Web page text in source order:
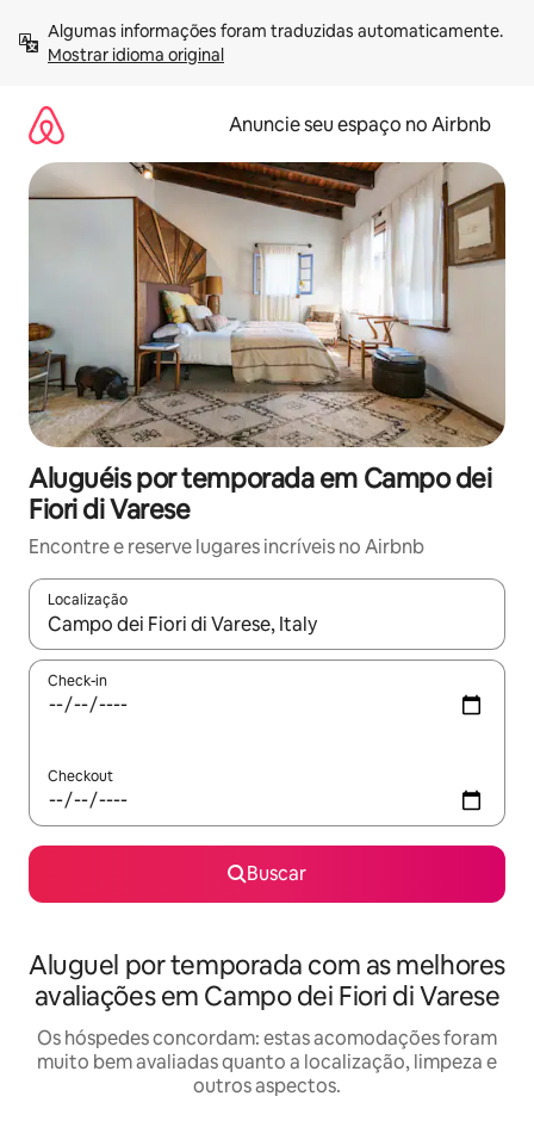
para
Mostrar idioma original
Anuncie seu espaço no Airbnb
Aluguéis por temporada em Campo dei
Fiori di Varese
Encontre e reserve lugares incríveis no Airbnb
Localização
Quando os resultados estiverem disponíveis, explore-os
Check-in
Checkout
Buscar
Aluguel por temporada com as melhores
avaliações em Campo dei Fiori di Varese
Os hóspedes concordam: estas acomodações foram
muito bem avaliadas quanto a localização, limpeza e
outros aspectos.